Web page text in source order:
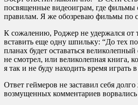
посвященные видеоиграм, где фильмы
правилам. Я же обозреваю фильмы по
К сожалению, Роджер не удержался от
вставить еще одну шпильку: “До тех
планах будет оставаться
не смотрел, или великолепная книга,
я так и не буду находить время играть
Ответ геймеров не заставил себя
возмущенных комментариев ворвались